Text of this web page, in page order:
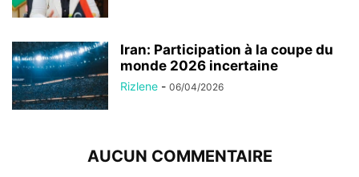
Iran: Participation à la coupe du
monde 2026 incertaine
Rizlene - 06/04/2026
AUCUN COMMENTAIRE